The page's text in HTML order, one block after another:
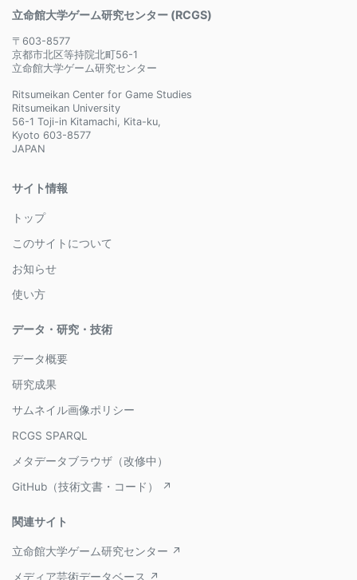
立命館大学ゲーム研究センター (RCGS)
〒603-8577
京都市北区等持院北町56-1
立命館大学ゲーム研究センター
Ritsumeikan Center for Game Studies
Ritsumeikan University
56-1 Toji-in Kitamachi, Kita-ku,
Kyoto 603-8577
JAPAN
サイト情報
トップ
このサイトについて
お知らせ
使い方
データ・研究・技術
データ概要
研究成果
サムネイル画像ポリシー
RCGS SPARQL
メタデータブラウザ（改修中）
GitHub（技術文書・コード） ↗
関連サイト
立命館大学ゲーム研究センター ↗
メディア芸術データベース ↗